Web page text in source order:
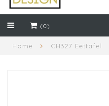
(0)
Home CH327 Eettafel